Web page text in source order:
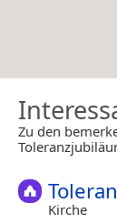
Zu den
Kirche